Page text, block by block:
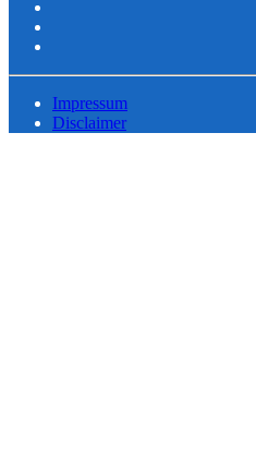
Impressum
Disclaimer